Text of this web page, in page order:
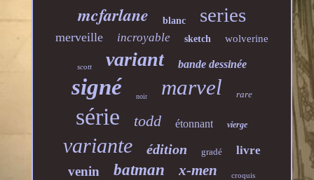
mcfarlane blanc series
merveille incroyable sketch wolverine
scott variant bande dessinée
signé noir marvel rare
série todd étonnant vierge
variante édition gradé livre
venin batman x-men croquis